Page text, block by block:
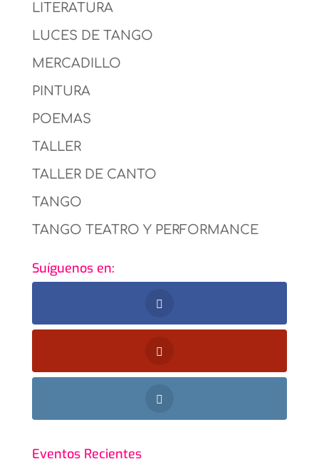
LITERATURA
LUCES DE TANGO
MERCADILLO
PINTURA
POEMAS
TALLER
TALLER DE CANTO
TANGO
TANGO TEATRO Y PERFORMANCE
Suíguenos en:
Eventos Recientes